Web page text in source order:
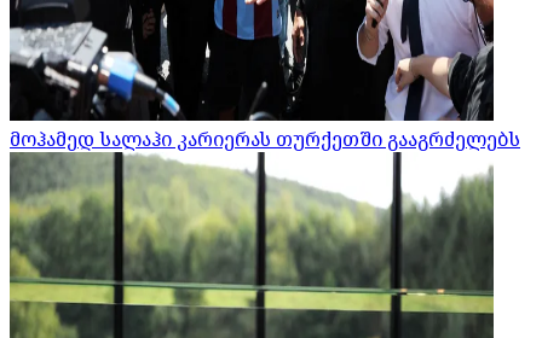
მოჰამედ სალაჰი კარიერას თურქეთში გააგრძელებს